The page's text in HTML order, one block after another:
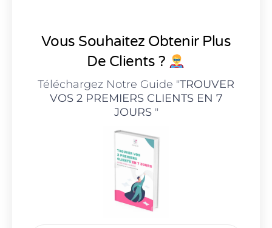
Vous Souhaitez Obtenir Plus
De Clients ?
Téléchargez Notre Guide "TROUVER
VOS 2 PREMIERS CLIENTS EN 7
JOURS"